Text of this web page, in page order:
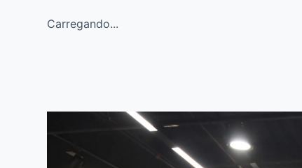
Carregando...